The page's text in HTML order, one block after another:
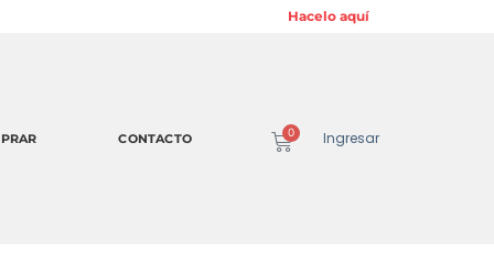
Hacelo aquí
CONTACTO 0 Ingresar